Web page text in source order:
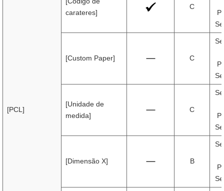
[PCL]
carateres]
C
[Custom Paper] C
[Unidade de
medida]
C
[Dimensão X] B